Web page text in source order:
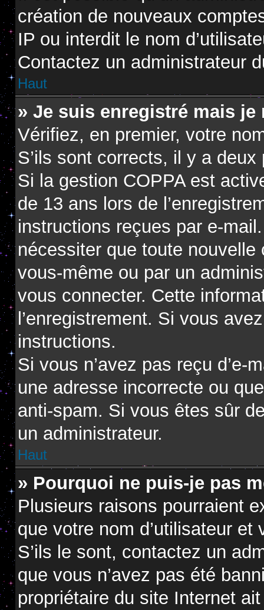
création de nouveaux
IP ou interdit le nom
Contactez un administrateur
Haut
» Je suis enregistré mais
Vérifiez, en premier, votre
S’ils sont corrects, il y a
Si la gestion COPPA est
de 13 ans lors de
instructions reçues par e-
nécessiter que toute
vous-même ou par un
vous connecter. Cette
l’enregistrement. Si vous
instructions.
Si vous n’avez pas reçu
une adresse incorrecte ou
anti-spam. Si vous êtes sûr
un administrateur.
Haut
» Pourquoi ne puis-je pas
Plusieurs raisons pourraient
que votre nom d’utilisateur
S’ils le sont, contactez un
que vous n’avez pas été
propriétaire du site Internet